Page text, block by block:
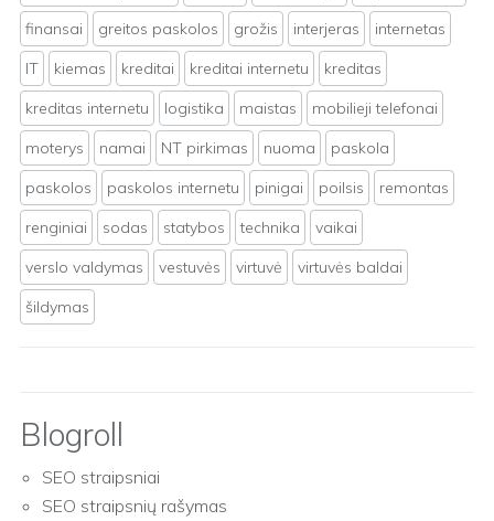
finansai
greitos paskolos grožis interjeras
internetas
IT
kiemas kreditai kreditai internetu
kreditas
kreditas internetu
logistika maistas
mobilieji telefonai
moterys
namai NT pirkimas nuoma
paskola
paskolos
paskolos internetu pinigai poilsis
remontas
renginiai
sodas statybos technika
vaikai
verslo valdymas
vestuvės virtuvė
virtuvės baldai
šildymas
Blogroll
SEO straipsniai
SEO straipsnių rašymas